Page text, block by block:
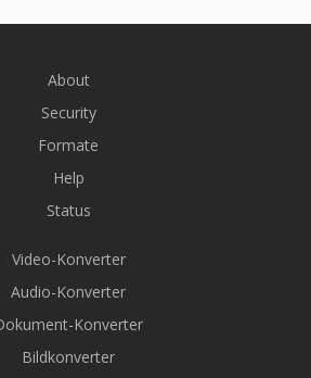
About
Security
Formate
Help
Status
Video-Konverter
Audio-Konverter
Konverter
Bildkonverter